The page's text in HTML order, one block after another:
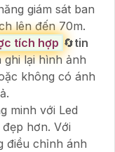
giám sát ban
lên đến 70m.
tích hợp 🔄tin
lại hình ảnh
không có ánh
minh với Led
hơn. Với
điều chỉnh ánh